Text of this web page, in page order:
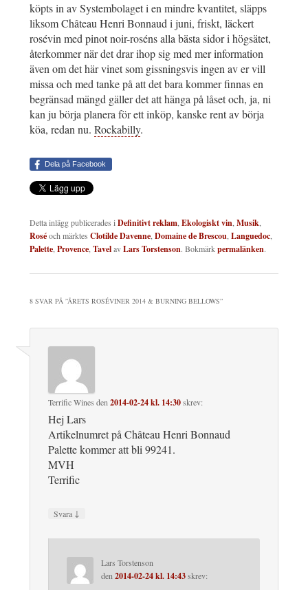
köpts in av Systembolaget i en mindre kvantitet, släpps
liksom Château Henri Bonnaud i juni, friskt, läckert
rosévin med pinot noir-roséns alla bästa sidor i högsätet,
återkommer när det drar ihop sig med mer information
även om det här vinet som gissningsvis ingen av er vill
missa och med tanke på att det bara kommer finnas en
begränsad mängd gäller det att hänga på låset och, ja, ni
kan ju börja planera för ett inköp, kanske rent av börja
köa, redan nu. Rockabilly.
Dela på Facebook
Detta inlägg publicerades iDefinitivt reklam,Ekologiskt vin,Musik,
Roséoch märktes Clotilde Davenne,Domaine de Brescou,Languedoc,
Palette,Provence,TavelavLars Torstenson. Bokmärkpermalänken.
8 SVAR PÅ ”ÅRETS ROSÉVINER 2014 & BURNING BELLOWS”
Terrific Wines den2014-02-24 kl. 14:30skrev:
Hej Lars
Artikelnumret på Château Henri Bonnaud
Palette kommer att bli 99241.
MVH
Terrific
Svara ↓
Lars Torstenson
den2014-02-24 kl. 14:43skrev: